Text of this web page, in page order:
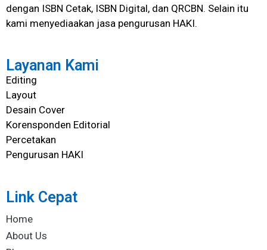
dengan ISBN Cetak, ISBN Digital, dan QRCBN. Selain itu
kami menyediaakan jasa pengurusan HAKI.
Layanan Kami
Editing
Layout
Desain Cover
Korensponden Editorial
Percetakan
Pengurusan HAKI
Link Cepat
Home
About Us